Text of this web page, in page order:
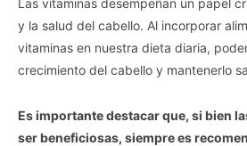
Las vitaminas desempeñan un papel
y la salud del cabello. Al incorporar
vitaminas en nuestra dieta diaria,
crecimiento del cabello y mantenerlo
Es importante destacar que, si bien
ser beneficiosas, siempre es